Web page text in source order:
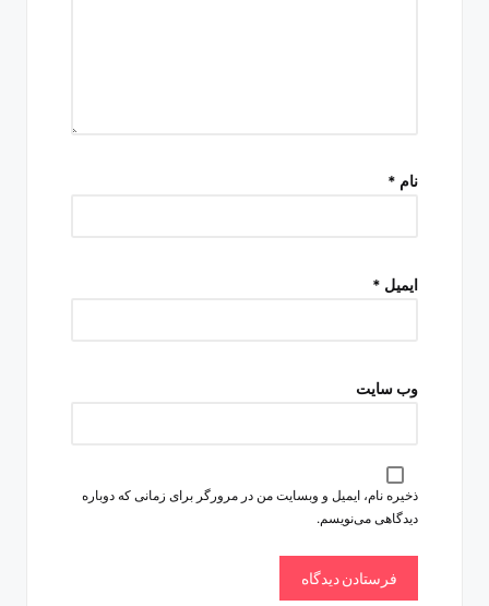
نام *
ایمیل *
وب‌ سایت
ذخیره نام، ایمیل و وبسایت من در مرورگر برای زمانی که دوباره
دیدگاهی می‌نویسم.